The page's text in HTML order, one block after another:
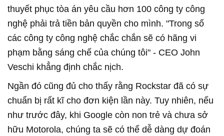
thuyết phục tòa án yêu cầu hơn 100 công ty công
nghệ phải trả tiền bản quyền cho mình. "Trong số
các công ty công nghệ chắc chắn sẽ có hãng vi
phạm bằng sáng chế của chúng tôi" - CEO John
Veschi khẳng định chắc nịch.
Ngần đó cũng đủ cho thấy rằng Rockstar đã có sự
chuẩn bị rất kĩ cho đơn kiện lần này. Tuy nhiên, nếu
như trước đây, khi Google còn non trẻ và chưa sở
hữu Motorola, chúng ta sẽ có thể dễ dàng dự đoán